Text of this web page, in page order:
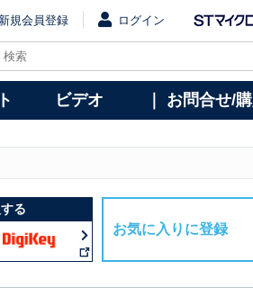
新規会員登録 ログイン
ビデオ ｜ お問合せ/購
る
お気に入りに登録